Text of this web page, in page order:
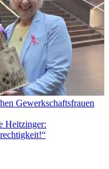
Gewerkschaftsfrauen
Heitzinger: